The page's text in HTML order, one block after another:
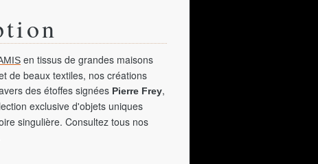
en tissus de grandes maisons
de beaux textiles, nos créations
des étoffes signées Pierre Frey,
exclusive d'objets uniques
singulière. Consultez tous nos